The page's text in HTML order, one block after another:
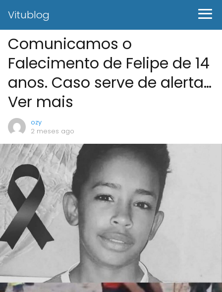
Vitublog
Comunicamos o
Falecimento de Felipe de 14
anos. Caso serve de alerta…
Ver mais
ozy
2 meses ago